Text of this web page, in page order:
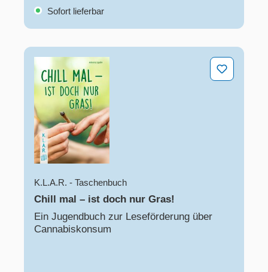
Sofort lieferbar
Chill mal – ist doch nur Gras!
K.L.A.R. - Taschenbuch
Chill mal – ist doch nur Gras!
Ein Jugendbuch zur Leseförderung über
Cannabiskonsum